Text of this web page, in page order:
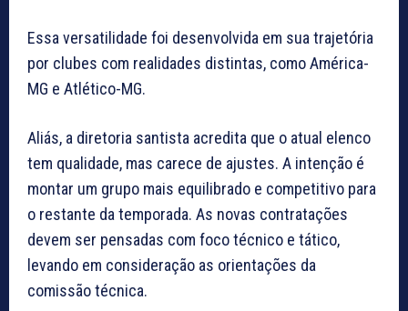
Essa versatilidade foi desenvolvida em sua trajetória
por clubes com realidades distintas, como América-
MG e Atlético-MG.
Aliás, a diretoria santista acredita que o atual elenco
tem qualidade, mas carece de ajustes. A intenção é
montar um grupo mais equilibrado e competitivo para
o restante da temporada. As novas contratações
devem ser pensadas com foco técnico e tático,
levando em consideração as orientações da
comissão técnica.